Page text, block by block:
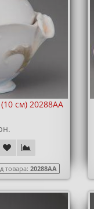
см) 20288AA
товара: 20288AA